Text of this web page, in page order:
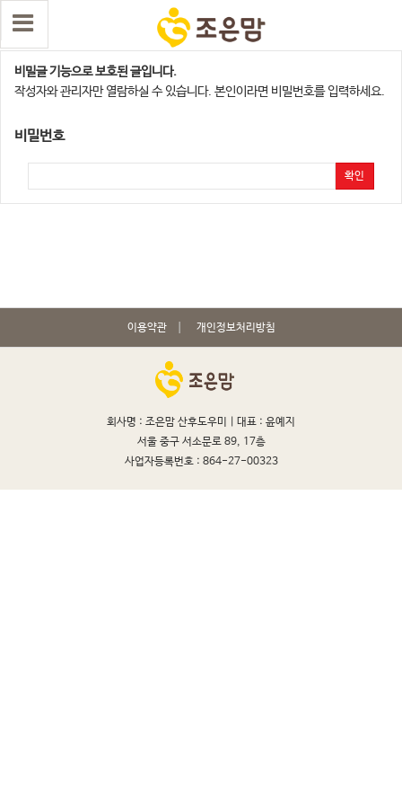
천안아산지사
비밀글 기능으로 보호된 글입니다.
작성자와 관리자만 열람하실 수 있습니다. 본인이라면 비밀번호를 입력하세요.
비밀번호
확인
이용약관 개인정보처리방침
회사명 : 조은맘 산후도우미 | 대표 : 윤예지
서울 중구 서소문로 89, 17층
사업자등록번호 : 864-27-00323